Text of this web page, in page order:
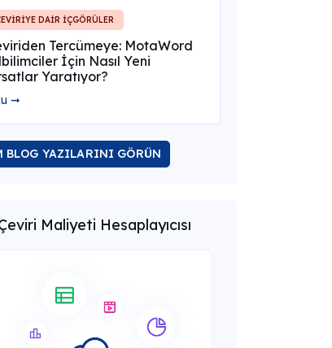
DAİR İÇGÖRÜLER
Tercümeye: MotaWord
İçin Nasıl Yeni
Yaratıyor?
➞
BLOG YAZILARINI GÖRÜN
Maliyeti Hesaplayıcısı